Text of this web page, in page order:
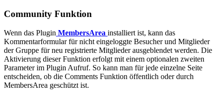
Community Funktion
Wenn das Plugin MembersArea installiert ist, kann das
Kommentarformular für nicht eingeloggte Besucher und Mitglieder
der Gruppe für neu registrierte Mitglieder ausgeblendet werden. Die
Aktivierung dieser Funktion erfolgt mit einem optionalen zweiten
Parameter im Plugin Aufruf. So kann man für jede einzelne Seite
entscheiden, ob die Comments Funktion öffentlich oder durch
MembersArea geschützt ist.